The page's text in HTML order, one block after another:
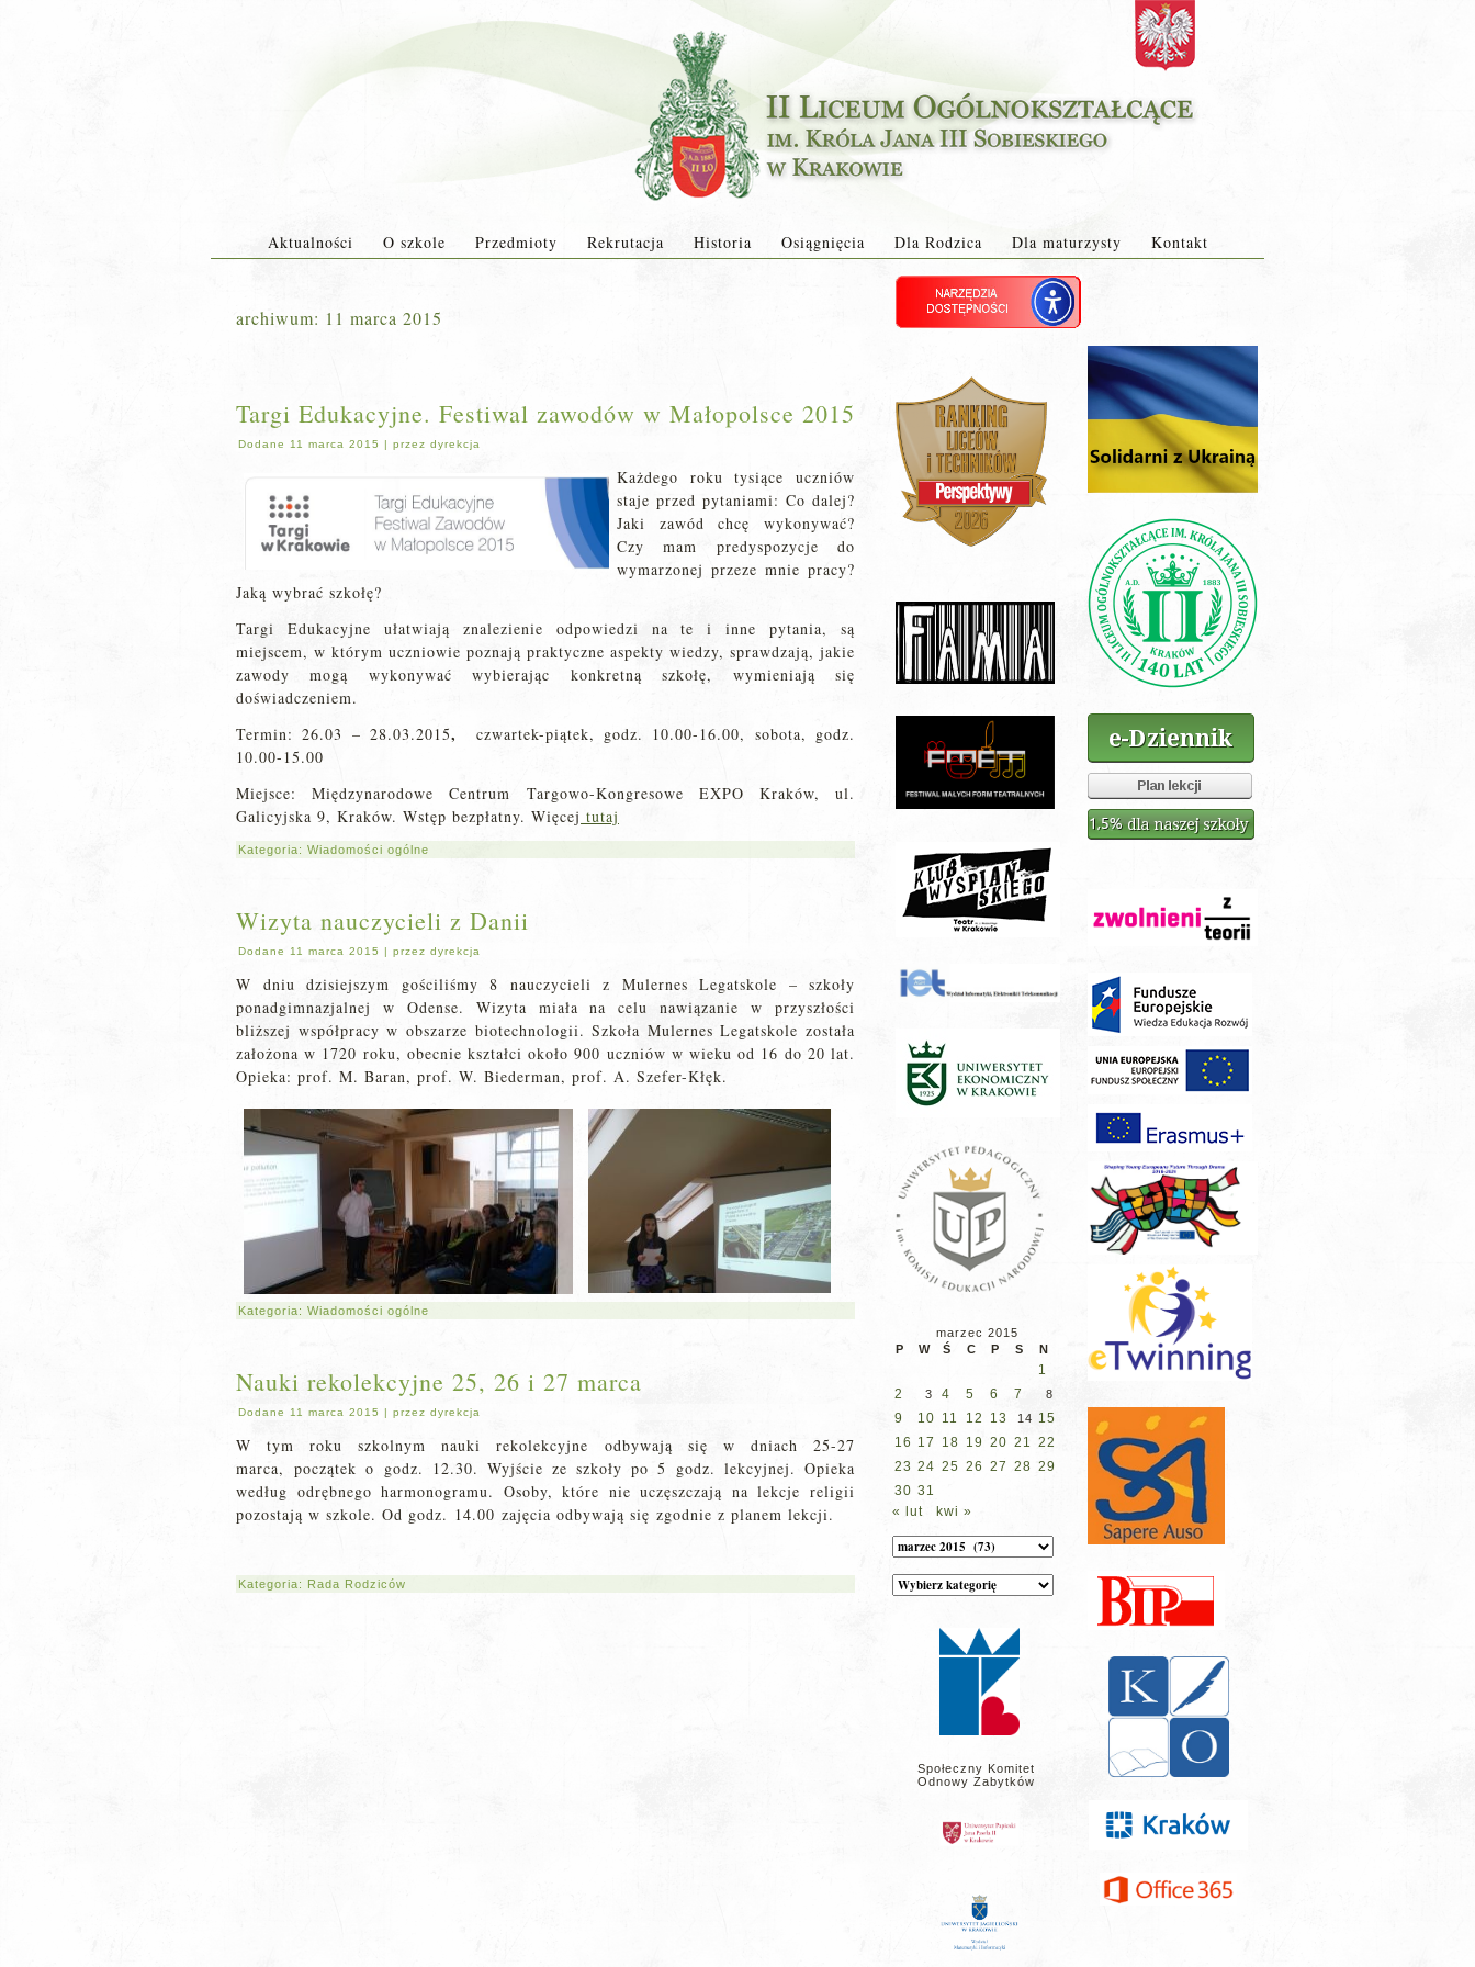
Aktualności O szkole Przedmioty Rekrutacja Historia Osiągnięcia Dla Rodzica Dla maturzysty Kontakt
archiwum: 11 marca 2015
Targi Edukacyjne. Festiwal zawodów w Małopolsce 2015
Dodane 11 marca 2015 | przez dyrekcja
Każdego roku tysiące uczniów
staje przed pytaniami: Co dalej?
Jaki zawód chcę wykonywać?
Czy mam predyspozycje do
wymarzonej przeze mnie pracy?
Jaką wybrać szkołę?
Targi Edukacyjne ułatwiają znalezienie odpowiedzi na te i inne pytania, są
miejscem, w którym uczniowie poznają praktyczne aspekty wiedzy, sprawdzają, jakie
zawody mogą wykonywać wybierając konkretną szkołę, wymieniają się
doświadczeniem.
Termin: 26.03 – 28.03.2015, czwartek-piątek, godz. 10.00-16.00, sobota, godz.
10.00-15.00
Miejsce: Międzynarodowe Centrum Targowo-Kongresowe EXPO Kraków, ul.
Galicyjska 9, Kraków. Wstęp bezpłatny. Więcej tutaj
Kategoria: Wiadomości ogólne
Wizyta nauczycieli z Danii
Dodane 11 marca 2015 | przez dyrekcja
W dniu dzisiejszym gościliśmy 8 nauczycieli z Mulernes Legatskole – szkoły
ponadgimnazjalnej w Odense. Wizyta miała na celu nawiązanie w przyszłości
bliższej współpracy w obszarze biotechnologii. Szkoła Mulernes Legatskole została
założona w 1720 roku, obecnie kształci około 900 uczniów w wieku od 16 do 20 lat.
Opieka: prof. M. Baran, prof. W. Biederman, prof. A. Szefer-Kłęk.
Kategoria: Wiadomości ogólne
Nauki rekolekcyjne 25, 26 i 27 marca
Dodane 11 marca 2015 | przez dyrekcja
W tym roku szkolnym nauki rekolekcyjne odbywają się w dniach 25-27
marca, początek o godz. 12.30. Wyjście ze szkoły po 5 godz. lekcyjnej. Opieka
według odrębnego harmonogramu. Osoby, które nie uczęszczają na lekcje religii
pozostają w szkole. Od godz. 14.00 zajęcia odbywają się zgodnie z planem lekcji.
Kategoria: Rada Rodziców
marzec 2015
P
W Ś C P S N
1
2
3 4 5 6 7 8
9 10 11 12 13 14 15
16 17 18 19 20 21 22
23 24 25 26 27 28 29
30 31
« lut
kwi »
Archiwum
Kategorie
wpisów
Społeczny Komitet
Odnowy Zabytków